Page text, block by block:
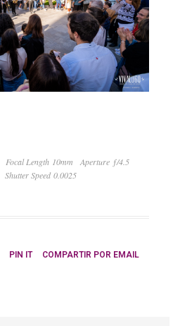
Focal Length 10mm
Aperture ƒ/4.5
Shutter Speed 0.0025
PIN IT COMPARTIR POR EMAIL